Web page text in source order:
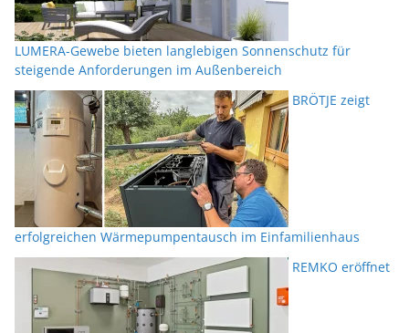
LUMERA-Gewebe bieten langlebigen Sonnenschutz für
steigende Anforderungen im Außenbereich
BRÖTJE zeigt
erfolgreichen Wärmepumpentausch im Einfamilienhaus
REMKO eröffnet